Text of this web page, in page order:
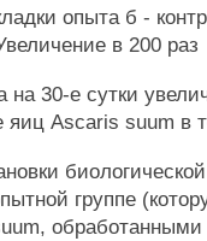
опыта б -
в 200 раз
на 30-е сутки
яиц Ascaris suum в
группе